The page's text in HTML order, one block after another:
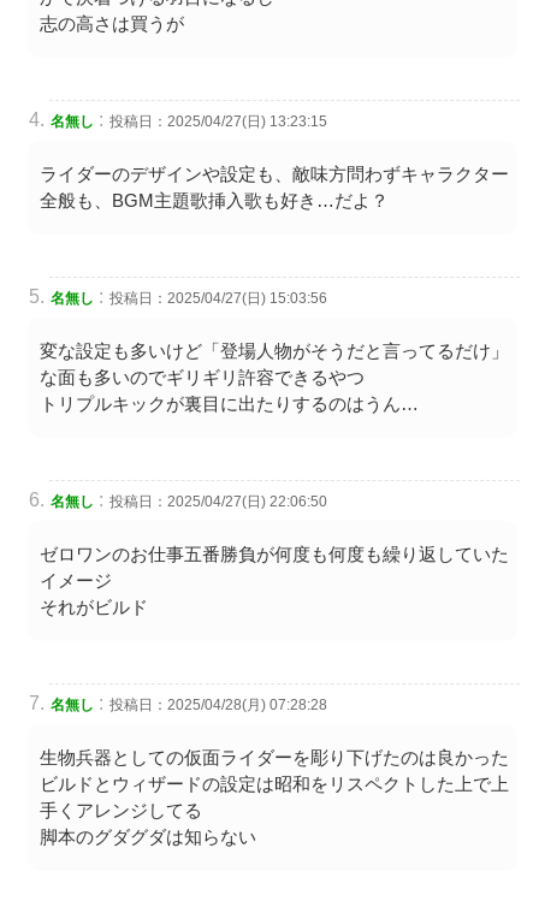
志の高さは買うが
名無し : 投稿日：2025/04/27(日) 13:23:15
ライダーのデザインや設定も、敵味方問わずキャラクター
全般も、BGM主題歌挿入歌も好き…だよ？
名無し : 投稿日：2025/04/27(日) 15:03:56
変な設定も多いけど「登場人物がそうだと言ってるだけ」
な面も多いのでギリギリ許容できるやつ
トリプルキックが裏目に出たりするのはうん…
名無し : 投稿日：2025/04/27(日) 22:06:50
ゼロワンのお仕事五番勝負が何度も何度も繰り返していた
イメージ
それがビルド
名無し : 投稿日：2025/04/28(月) 07:28:28
生物兵器としての仮面ライダーを彫り下げたのは良かった
ビルドとウィザードの設定は昭和をリスペクトした上で上
手くアレンジしてる
脚本のグダグダは知らない